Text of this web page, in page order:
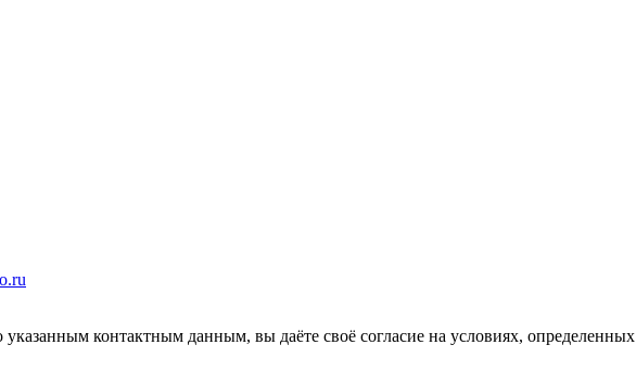
контактным данным, вы даёте своё согласие на условиях, определенных